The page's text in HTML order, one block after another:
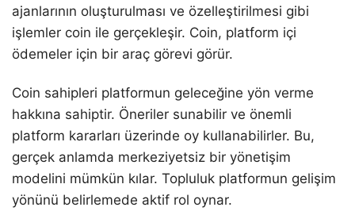
ajanlarının oluşturulması ve özelleştirilmesi gibi
işlemler coin ile gerçekleşir. Coin, platform içi
ödemeler için bir araç görevi görür.
Coin sahipleri platformun geleceğine yön verme
hakkına sahiptir. Öneriler sunabilir ve önemli
platform kararları üzerinde oy kullanabilirler. Bu,
gerçek anlamda merkeziyetsiz bir yönetişim
modelini mümkün kılar. Topluluk platformun gelişim
yönünü belirlemede aktif rol oynar.